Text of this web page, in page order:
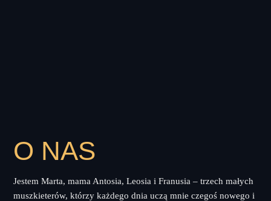
O NAS
Jestem Marta, mama Antosia, Leosia i Franusia – trzech małych
muszkieterów, którzy każdego dnia uczą mnie czegoś nowego i